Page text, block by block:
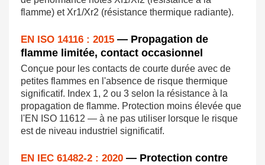
flamme) et Xr1/Xr2 (résistance thermique radiante).
EN ISO 14116 : 2015 — Propagation de
flamme limitée, contact occasionnel
Conçue pour les contacts de courte durée avec de
petites flammes en l'absence de risque thermique
significatif. Index 1, 2 ou 3 selon la résistance à la
propagation de flamme. Protection moins élevée que
l'EN ISO 11612 — à ne pas utiliser lorsque le risque
est de niveau industriel significatif.
EN IEC 61482-2 : 2020 — Protection contre